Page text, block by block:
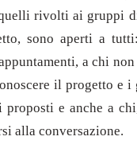
rivolti ai gruppi
sono aperti a
a chi
il progetto e
e anche a
alla conversazione.